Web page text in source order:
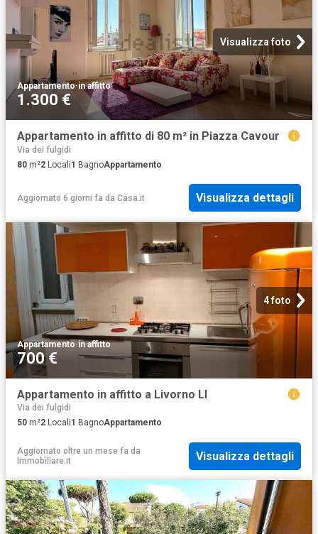
Visualizza foto
Appartamento·in affitto
1.300 €
Appartamento in affitto di 80 m² in Piazza Cavour
Via dei fulgidi
80 m²2 Locali1 BagnoAppartamento
Aggiornato 6 giorni fa da Casa.it Visualizza dettagli
4 foto
Appartamento·in affitto
700 €
Appartamento in affitto a Livorno LI
Via dei fulgidi
50 m²2 Locali1 BagnoAppartamento
Aggiornato oltre un mese fa da
Immobiliare.it
Visualizza dettagli